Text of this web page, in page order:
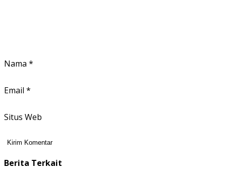
Nama *
Email *
Situs Web
Berita Terkait